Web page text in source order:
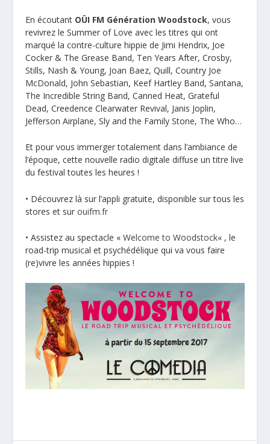
En écoutant OÜI FM Génération Woodstock, vous
revivrez le Summer of Love avec les titres qui ont
marqué la contre-culture hippie de Jimi Hendrix, Joe
Cocker & The Grease Band, Ten Years After, Crosby,
Stills, Nash & Young, Joan Baez, Quill, Country Joe
McDonald, John Sebastian, Keef Hartley Band, Santana,
The Incredible String Band, Canned Heat, Grateful
Dead, Creedence Clearwater Revival, Janis Joplin,
Jefferson Airplane, Sly and the Family Stone, The Who…
Et pour vous immerger totalement dans l’ambiance de
l’époque, cette nouvelle radio digitale diffuse un titre live
du festival toutes les heures !
• Découvrez là sur l’appli gratuite, disponible sur tous les
stores et surouifm.fr
• Assistez au spectacle «Welcome to Woodstock« , le
road-trip musical et psychédélique qui va vous faire
(re)vivre les années hippies !